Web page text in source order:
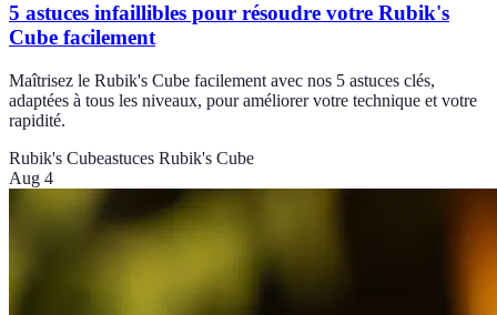
5 astuces infaillibles pour résoudre votre Rubik's
Cube facilement
Maîtrisez le Rubik's Cube facilement avec nos 5 astuces clés,
adaptées à tous les niveaux, pour améliorer votre technique et votre
rapidité.
Rubik's Cubeastuces Rubik's Cube
Aug 4